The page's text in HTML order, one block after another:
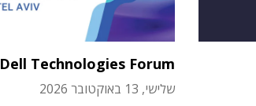
Dell Technologies Forum
שלישי, 13 באוקטובר 2026